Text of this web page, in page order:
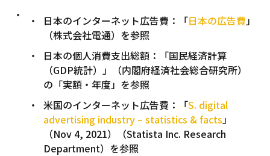
日本のインターネット広告費：「日本の広告費 」
（株式会社電通）を参照
日本の個人消費支出総額：「国民経済計算
（GDP統計）」（内閣府経済社会総合研究所）
の「実額・年度」を参照
米国のインターネット広告費：「S. digital
advertising industry – statistics & facts 」
（Nov 4, 2021）（Statista Inc. Research
Department）を参照